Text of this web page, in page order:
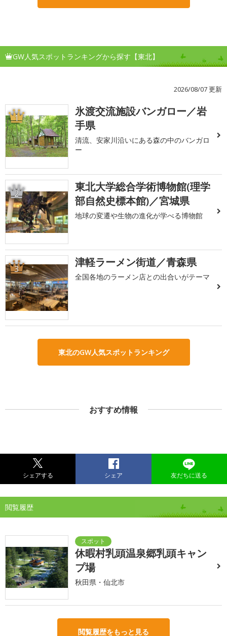
GW人気スポットランキングから探す【東北】
2026/08/07 更新
1
氷渡交流施設バンガロー／岩
手県
清流、安家川沿いにある森の中のバンガロ
ー
2
東北大学総合学術博物館(理学
部自然史標本館)／宮城県
地球の変遷や生物の進化が学べる博物館
3 津軽ラーメン街道／青森県
全国各地のラーメン店との出合いがテーマ
東北のGW人気スポットランキング
おすすめ情報
シェアする シェア 友だちに送る
閲覧履歴
休暇村乳頭温泉郷乳頭キャン
プ場
秋田県・仙北市
閲覧履歴をもっと見る